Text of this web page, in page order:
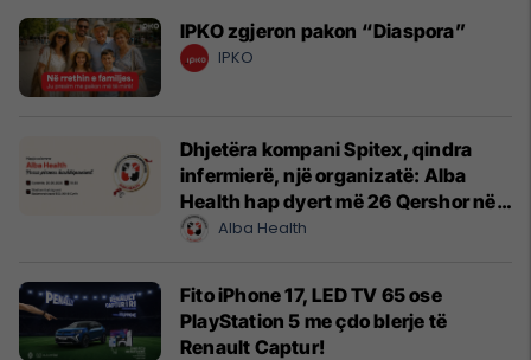
IPKO zgjeron pakon “Diaspora”
IPKO
Dhjetëra kompani Spitex, qindra
infermierë, një organizatë: Alba
Health hap dyert më 26 Qershor në
CyrihAlba Health
Fito iPhone 17, LED TV 65 ose
PlayStation 5 me çdo blerje të
Renault Captur!